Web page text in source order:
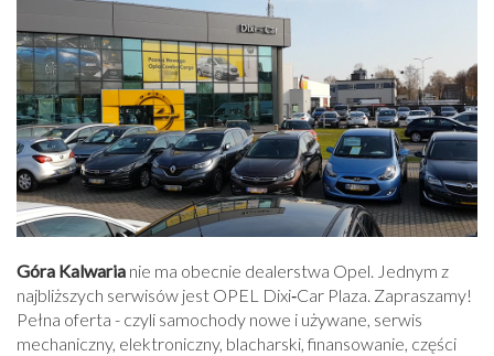
Góra Kalwaria nie ma obecnie dealerstwa Opel. Jednym z
najbliższych serwisów jest OPEL Dixi‑Car Plaza. Zapraszamy!
Pełna oferta - czyli samochody nowe i używane, serwis
mechaniczny, elektroniczny, blacharski, finansowanie, części